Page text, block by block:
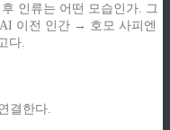
인류는 어떤 모습인가. 그
이전 인간 → 호모 사피엔
다.
결한다.